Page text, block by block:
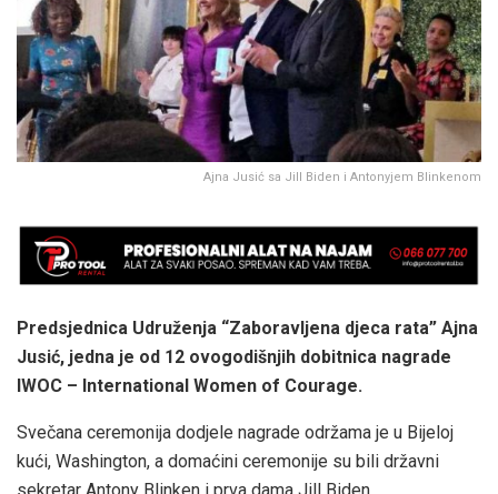
Ajna Jusić sa Jill Biden i Antonyjem Blinkenom
Predsjednica Udruženja “Zaboravljena djeca rata” Ajna
Jusić, jedna je od 12 ovogodišnjih dobitnica nagrade
IWOC – International Women of Courage.
Svečana ceremonija dodjele nagrade održama je u Bijeloj
kući, Washington, a domaćini ceremonije su bili državni